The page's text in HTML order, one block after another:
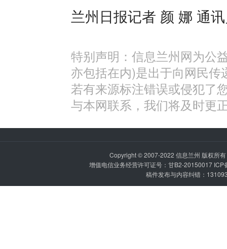
兰州日报记者 颜 娜 通
特别声明：信息兰州网为公
亦包括在内)是出于向网民
若有来源标注错误或侵犯了
与本网联系，我们将及时更
Copyright © 2007-2022 信息兰州 版权所
增值电信业务经营许可证号：甘B2-20150017 ICP
稿件发布与内容纠错：